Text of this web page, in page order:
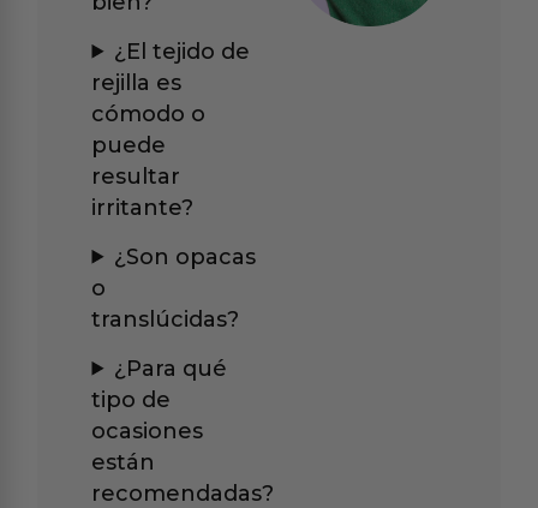
¿El tejido de
rejilla es
cómodo o
puede
resultar
irritante?
¿Son opacas
o
translúcidas?
¿Para qué
tipo de
ocasiones
están
recomendadas?